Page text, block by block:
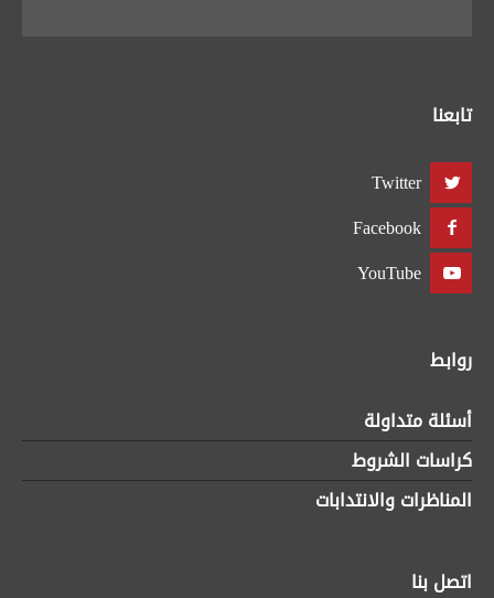
تابعنا
Twitter
Facebook
YouTube
روابط
أسئلة متداولة
كراسات الشروط
المناظرات والانتدابات
اتصل بنا